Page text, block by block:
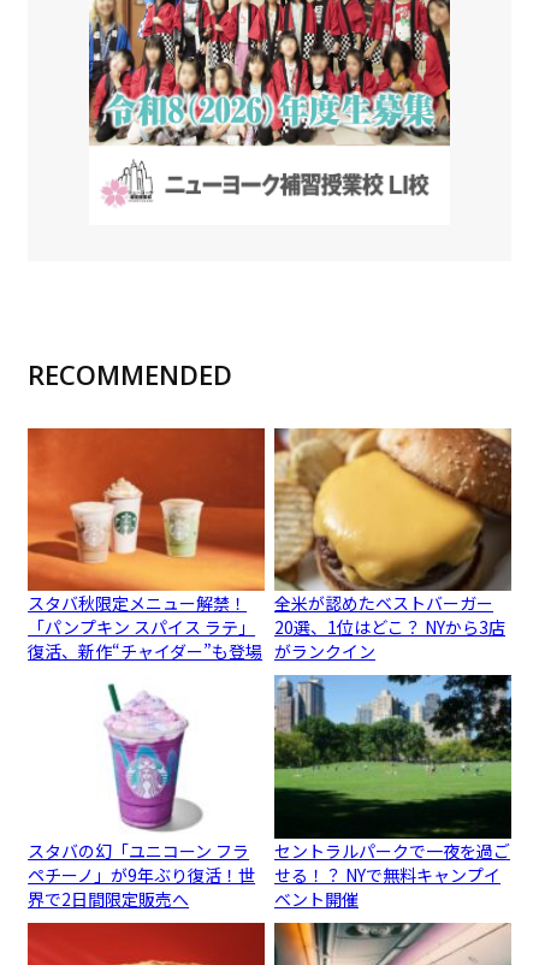
RECOMMENDED
スタバ秋限定メニュー解禁！
「パンプキン スパイス ラテ」
復活、新作“チャイダー”も登場
全米が認めたベストバーガー
20選、1位はどこ？ NYから3店
がランクイン
スタバの幻「ユニコーン フラ
ペチーノ」が9年ぶり復活！世
界で2日間限定販売へ
セントラルパークで一夜を過ご
せる！？ NYで無料キャンプイ
ベント開催